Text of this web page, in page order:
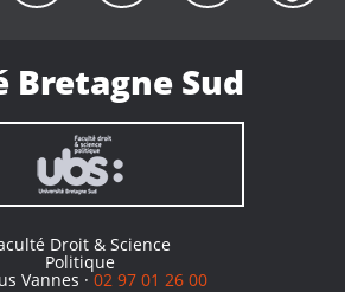
Sud
Droit & Science
Politique
Vannes ·02 97 01 26 00